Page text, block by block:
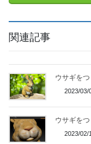
関連記事
ウサギを
2023/03/
ウサギを
2023/02/